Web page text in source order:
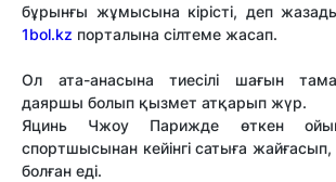
бұрынғы жұмысына кірісті, деп
1bol.kz порталына сілтеме жасап.
Ол ата-анасына тиесілі шағын
даяршы болып қызмет атқарып жүр.
Яцинь Чжоу Парижде өткен
спортшысынан кейінгі сатыға жайғасып,
болған еді.